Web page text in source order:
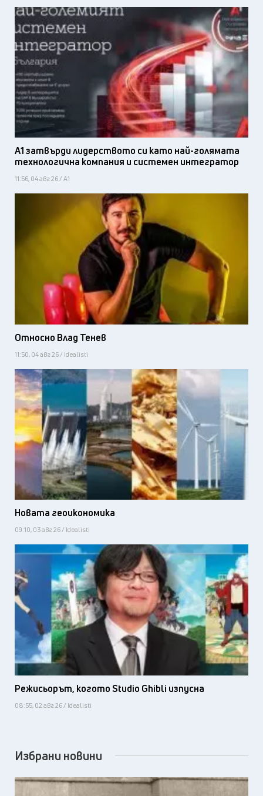
А1 затвърди лидерството си като най-голямата
технологична компания и системен интегратор
11:56, 04 авг 26 / А1
Относно Влад Тенев
11:50, 04 авг 26 / Idealisti
Новата геоикономика
09:10, 03 авг 26 / Idealisti
Режисьорът, когото Studio Ghibli изпусна
08:55, 02 авг 26 / Idealisti
Избрани новини